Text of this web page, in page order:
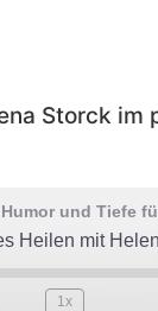
Storck im
und Tiefe
Heilen mit
1x